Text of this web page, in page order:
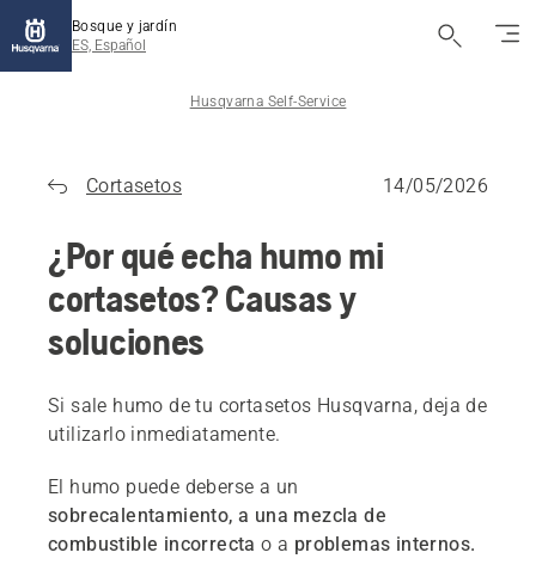
Bosque y jardín
ES, Español
Husqvarna Self-Service
Cortasetos 14/05/2026
¿Por qué echa humo mi
cortasetos? Causas y
soluciones
Si sale humo de tu cortasetos Husqvarna, deja de
utilizarlo inmediatamente.
El humo puede deberse a un
sobrecalentamiento, a una mezcla de
combustible incorrecta o a problemas internos.